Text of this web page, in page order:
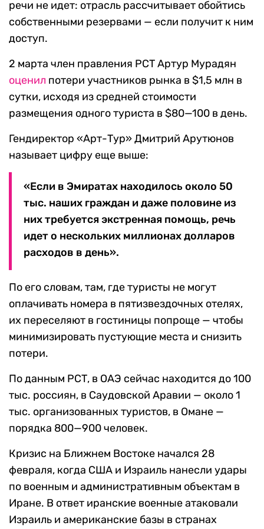
речи не идет: отрасль рассчитывает обойтись
собственными резервами — если получит к ним
доступ.
2 марта член правления РСТ Артур Мурадян
оценил потери участников рынка в $1,5 млн в
сутки, исходя из средней стоимости
размещения одного туриста в $80—100 в день.
Гендиректор «Арт-Тур» Дмитрий Арутюнов
называет цифру еще выше:
«Если в Эмиратах находилось около 50
тыс. наших граждан и даже половине из
них требуется экстренная помощь, речь
идет о нескольких миллионах долларов
расходов в день».
По его словам, там, где туристы не могут
оплачивать номера в пятизвездочных отелях,
их переселяют в гостиницы попроще — чтобы
минимизировать пустующие места и снизить
потери.
По данным РСТ, в ОАЭ сейчас находится до 100
тыс. россиян, в Саудовской Аравии — около 1
тыс. организованных туристов, в Омане —
порядка 800—900 человек.
Кризис на Ближнем Востоке начался 28
февраля, когда США и Израиль нанесли удары
по военным и административным объектам в
Иране. В ответ иранские военные атаковали
Израиль и американские базы в странах